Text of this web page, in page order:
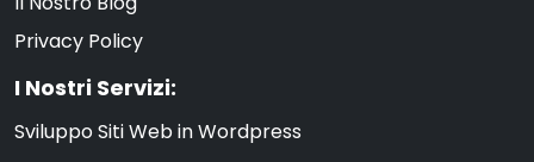
Privacy Policy
I Nostri Servizi:
Sviluppo Siti Web in Wordpress